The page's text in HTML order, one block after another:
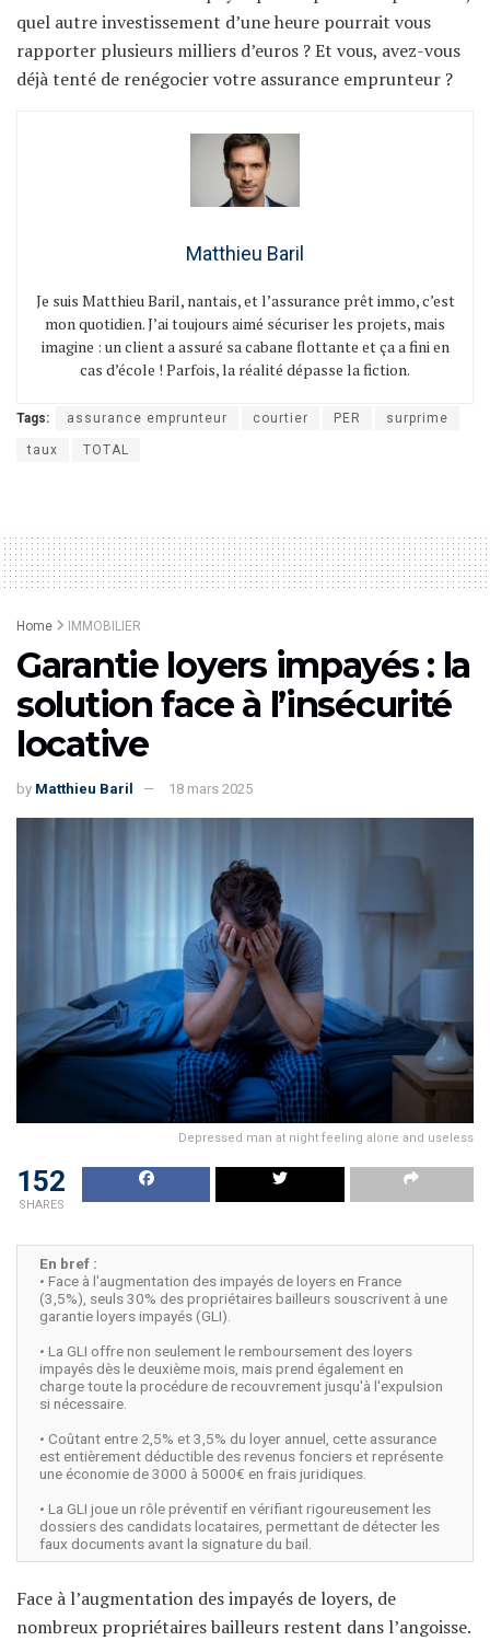
quel autre investissement d’une heure pourrait vous
rapporter plusieurs milliers d’euros ? Et vous, avez-vous
déjà tenté de renégocier votre assurance emprunteur ?
Matthieu Baril
Je suis Matthieu Baril, nantais, et l’assurance prêt immo, c’est
mon quotidien. J’ai toujours aimé sécuriser les projets, mais
imagine : un client a assuré sa cabane flottante et ça a fini en
cas d’école ! Parfois, la réalité dépasse la fiction.
Tags: assurance emprunteur courtier PER surprime
taux TOTAL
Home IMMOBILIER
Garantie loyers impayés : la
solution face à l’insécurité
locative
by Matthieu Baril 18 mars 2025
Depressed man at night feeling alone and useless
152
SHARES
En bref :
• Face à l'augmentation des impayés de loyers en France
(3,5%), seuls 30% des propriétaires bailleurs souscrivent à une
garantie loyers impayés (GLI).
• La GLI offre non seulement le remboursement des loyers
impayés dès le deuxième mois, mais prend également en
charge toute la procédure de recouvrement jusqu'à l'expulsion
si nécessaire.
• Coûtant entre 2,5% et 3,5% du loyer annuel, cette assurance
est entièrement déductible des revenus fonciers et représente
une économie de 3000 à 5000€ en frais juridiques.
• La GLI joue un rôle préventif en vérifiant rigoureusement les
dossiers des candidats locataires, permettant de détecter les
faux documents avant la signature du bail.
Face à l’augmentation des impayés de loyers, de
nombreux propriétaires bailleurs restent dans l’angoisse.